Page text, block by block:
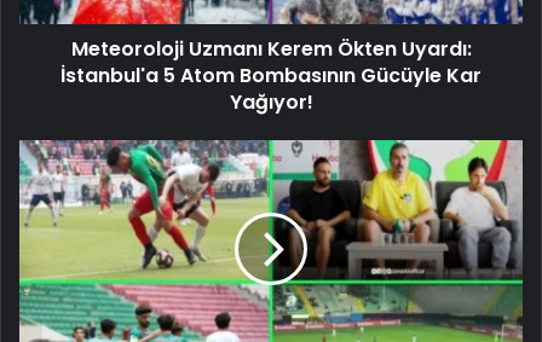
Meteoroloji Uzmanı Kerem Ökten Uyardı:
İstanbul'a 5 Atom Bombasının Gücüyle Kar
Yağıyor!